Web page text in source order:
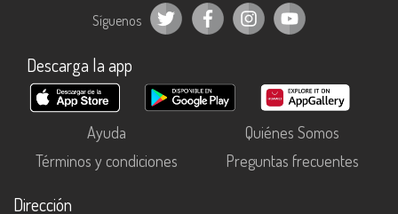
Síguenos
Descarga la app
Ayuda
Quiénes Somos
Términos y condiciones
Preguntas frecuentes
Dirección